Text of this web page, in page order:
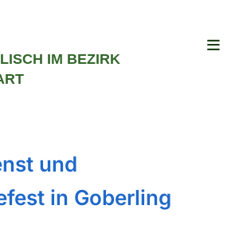
IM BEZIRK
und
in Goberling